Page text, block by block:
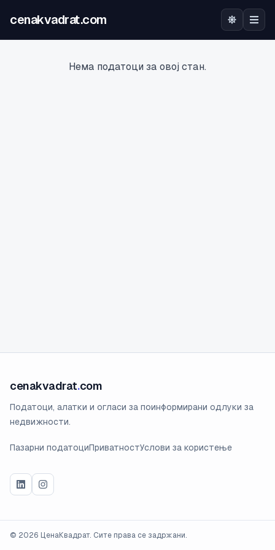
cenakvadrat.com
Нема податоци за овој стан.
cenakvadrat.com
Податоци, алатки и огласи за поинформирани одлуки за
недвижности.
Пазарни податоциПриватностУслови за користење
© 2026 ЦенаКвадрат. Сите права се задржани.